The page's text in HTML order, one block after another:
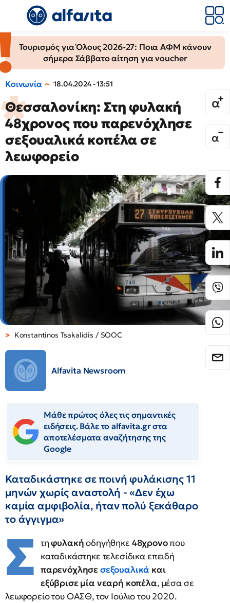
Τουρισμός για Όλους 2026-27: Ποια ΑΦΜ κάνουν
σήμερα Σάββατο αίτηση για voucher
Κοινωνία 18.04.2024 - 13:51
Θεσσαλονίκη: Στη φυλακή
48χρονος που παρενόχλησε
σεξουαλικά κοπέλα σε
λεωφορείο
Konstantinos Tsakalidis / SOOC
Alfavita Newsroom
Μάθε πρώτος όλες τις σημαντικές
ειδήσεις. Βάλε το alfavita.gr στα
αποτελέσματα αναζήτησης της
Google
Καταδικάστηκε σε ποινή φυλάκισης 11
μηνών χωρίς αναστολή - «Δεν έχω
καμία αμφιβολία, ήταν πολύ ξεκάθαρο
το άγγιγμα»
Σ τηφυλακήοδηγήθηκε 48χρονοπου
καταδικάστηκε τελεσίδικα επειδή
παρενόχλησεσεξουαλικά και
εξύβρισε μία νεαρή κοπέλα, μέσα σε
λεωφορείο του ΟΑΣΘ, τον Ιούλιο του 2020.